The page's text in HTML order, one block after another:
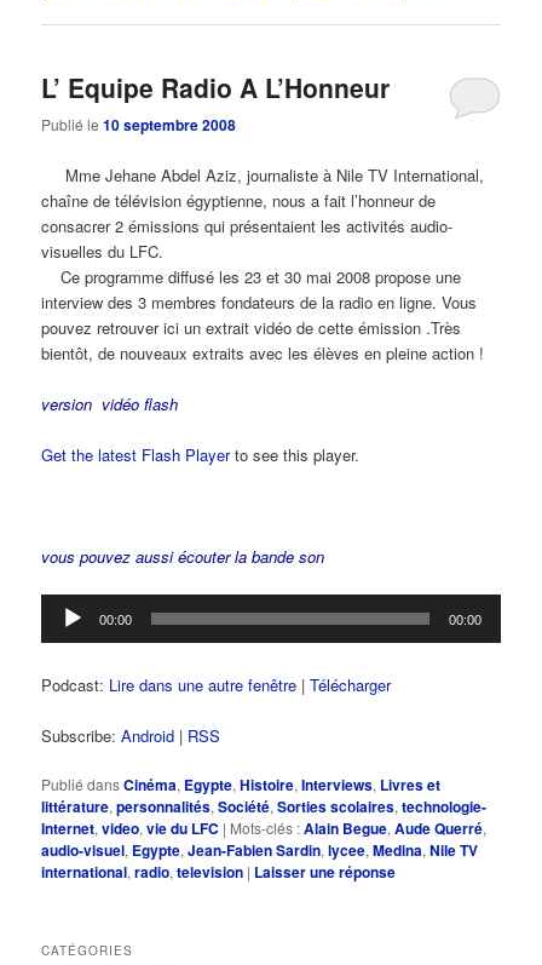
L’ Equipe Radio A L’Honneur
Publié le10 septembre 2008
Mme Jehane Abdel Aziz, journaliste à Nile TV International,
chaîne de télévision égyptienne, nous a fait l’honneur de
consacrer 2 émissions qui présentaient les activités audio-
visuelles du LFC.
Ce programme diffusé les 23 et 30 mai 2008 propose une
interview des 3 membres fondateurs de la radio en ligne. Vous
pouvez retrouver ici un extrait vidéo de cette émission .Très
bientôt, de nouveaux extraits avec les élèves en pleine action !
version vidéo flash
Get the latest Flash Playerto see this player.
vous pouvez aussi écouter la bande son
Lecteur
audio
00:00 00:00
Podcast: Lire dans une autre fenêtre |Télécharger
Subscribe:Android | RSS
Publié dansCinéma, Egypte,Histoire,Interviews, Livres et
littérature,personnalités,Société,Sorties scolaires,technologie-
Internet,video,vie du LFC | Mots-clés :Alain Begue,Aude Querré,
audio-visuel, Egypte,Jean-Fabien Sardin,lycee,Medina,Nile TV
international,radio,television | Laisser une réponse
CATÉGORIES